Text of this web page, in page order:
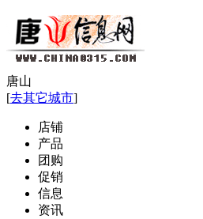
唐山
[去其它城市]
店铺
产品
团购
促销
信息
资讯